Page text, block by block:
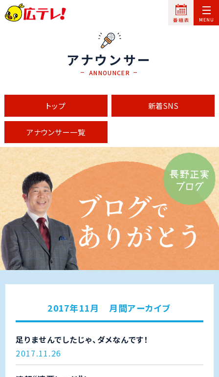
アナウンサー
ANNOUNCER
トップ 新着SNS
アナウンサー一覧
2017年11月 月間アーカイブ
足りませんでしたじゃ、ダメなんです！
2017.11.26